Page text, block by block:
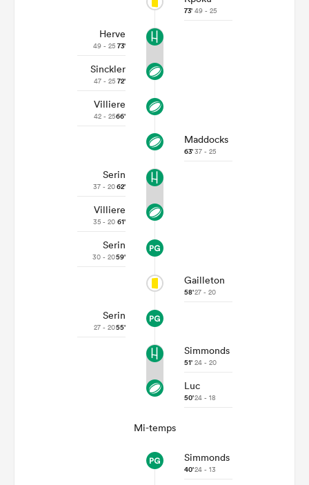
73' 49 - 25
Herve
49 - 25 73'
Sinckler
47 - 25 72'
Villiere
42 - 2566'
Maddocks
63'37 - 25
Serin
37 - 2062'
Villiere
35 - 20 61'
Serin
30 - 2059'
Gailleton
58'27 - 20
Serin
27 - 2055'
Simmonds
51' 24 - 20
Luc
50'24 - 18
Mi-temps
Simmonds
40'24 - 13